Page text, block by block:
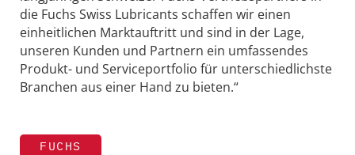
die Fuchs Swiss Lubricants schaffen wir einen
einheitlichen Marktauftritt und sind in der Lage,
unseren Kunden und Partnern ein umfassendes
Produkt- und Serviceportfolio für unterschiedlichste
Branchen aus einer Hand zu bieten.“
FUCHS